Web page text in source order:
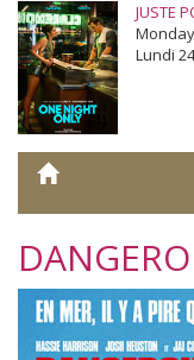
JUSTE
Lundi